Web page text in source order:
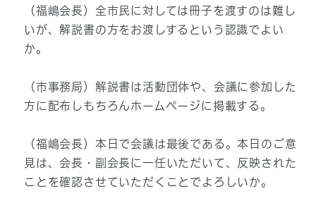
（福嶋会長）全市民に対しては冊子を渡すのは難し
いが、解説書の方をお渡しするという認識でよい
か。
（市事務局）解説書は活動団体や、会議に参加した
方に配布しもちろんホームページに掲載する。
（福嶋会長）本日で会議は最後である。本日のご意
見は、会長・副会長に一任いただいて、反映された
ことを確認させていただくことでよろしいか。